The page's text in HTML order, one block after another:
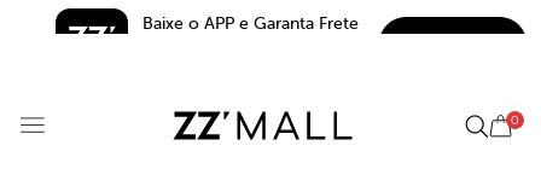
Baixe o APP e Garanta Frete
0